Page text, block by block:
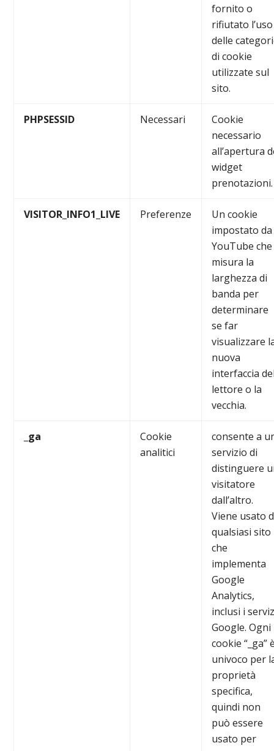
fornito o
rifiutato l’uso
delle
di cookie
utilizzate sul
sito.
PHPSESSID Necessari
Cookie
necessario
all’apertura
widget
prenotazioni.
VISITOR_INFO1_LIVE Preferenze
Un cookie
impostato da
YouTube che
misura la
larghezza di
banda per
determinare
se far
visualizzare
nuova
interfaccia
lettore o la
vecchia.
_ga
Cookie
analitici
consente a
servizio di
distinguere
visitatore
dall’altro.
Viene usato
qualsiasi sito
che
implementa
Google
Analytics,
inclusi i
Google. Ogni
cookie “_ga”
univoco per
proprietà
specifica,
quindi non
può essere
usato per